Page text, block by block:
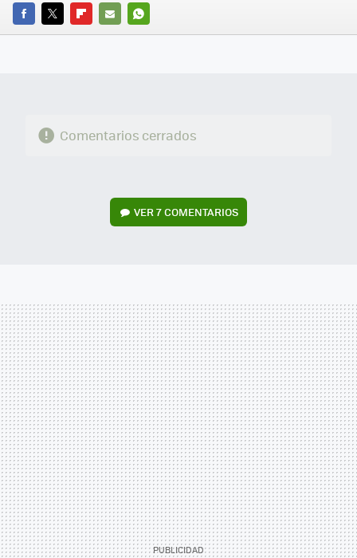
FACEBOOK
TWITTERFLIPBOARD
E-
WHATSAPP
Comentarios cerrados
VER7 COMENTARIOS